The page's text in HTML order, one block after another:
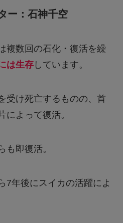
ー：石神千空
複数回の石化・復活を繰
は生存しています。
受け死亡するものの、首
によって復活。
も即復活。
7年後にスイカの活躍によ